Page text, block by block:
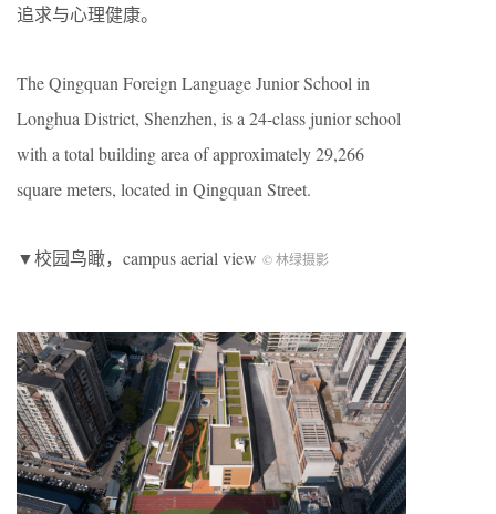
追求与心理健康。
The Qingquan Foreign Language Junior School in
Longhua District, Shenzhen, is a 24-class junior school
with a total building area of approximately 29,266
square meters, located in Qingquan Street.
▼校园鸟瞰，campus aerial view © 林绿摄影